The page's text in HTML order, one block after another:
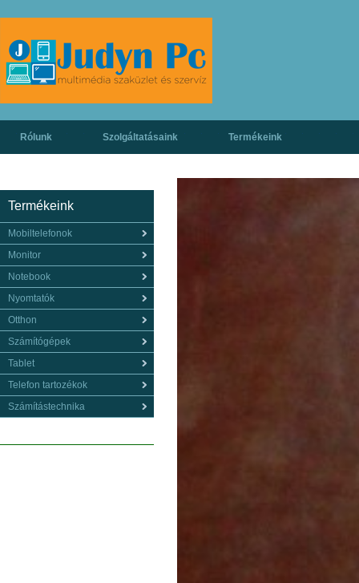
Rólunk Szolgáltatásaink Termékeink
Termékeink
Mobiltelefonok
Monitor
Notebook
Nyomtatók
Otthon
Számítógépek
Tablet
Telefon tartozékok
Számítástechnika